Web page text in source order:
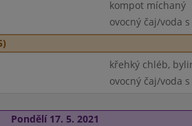
kompot míchaný
ovocný čaj/voda
křehký chléb,
ovocný čaj/voda
Pondělí 17. 5. 2021